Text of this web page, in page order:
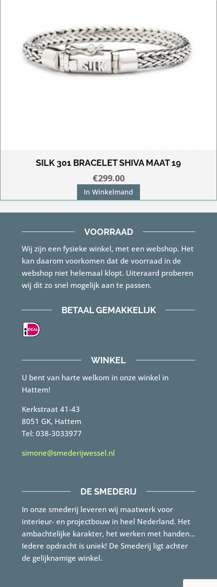
SILK 301 BRACELET SHIVA MAAT 19
€299.00
In Winkelmand
VOORRAAD
Wij zijn een fysieke winkel, met een webshop. Het
kan daarom voorkomen dat de voorraad in de
webshop niet helemaal klopt. Uiteraard proberen
wij dit zo snel mogelijk aan te passen.
BETAAL GEMAKKELIJK
WINKEL
U bent van harte welkom in onze winkel in
Hattem!
Kerkstraat 41-43
8051 GK, Hattem
Tel: 038-3033977
simone@smederijwessel.nl
DE SMEDERIJ
In onze smederij leveren wij maatwerk voor
interieur- en projectbouw in heel Nederland. Het
ambachtelijke karakter, het werken met handen…
Iedere opdracht is uniek! De Smederij ligt achter
de gelijknamige winkel.